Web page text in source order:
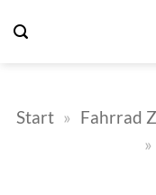
Inhalt
Start » Fahrrad
»